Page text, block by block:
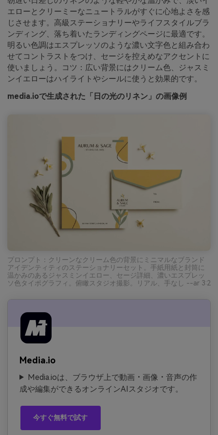
エローとクリーミーなニュートラルがすぐに心地よさを感
じさせます。高級ステーショナリーやライフスタイルブラ
ンディング、落ち着いたランディングページに最適です。
明るい色調はエスプレッソのような濃い文字色と組み合わ
せてコントラストをつけ、セージを控えめなアクセントに
使いましょう。コツ：広い背景にはクリーム色、ジャスミ
ンイエローはハイライトやシールに使うと効果的です。
media.ioで生成された「日の光のリネン」の画像例
プロンプト：クリーンなクリーム色の背景にミニマルなブランド
アイデンティティのステーショナリーセット。手紙用紙と封筒に
温かみのあるジャスミンイエロー、セージ詳細、濃いエスプレッ
ソ色タイポグラフィ。俯瞰スタジオ撮影。リアル、手なし --ar 3:2
Media.io
Media.ioは、ブラウザ上で動画・画像・音声の作
成や編集ができるオンラインAIスタジオです。
今すぐ無料で試す